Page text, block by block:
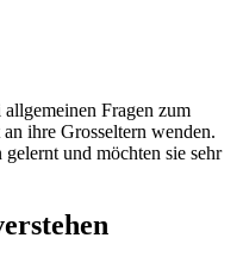
Fragen zum
ihre Grosseltern wenden.
und möchten sie sehr